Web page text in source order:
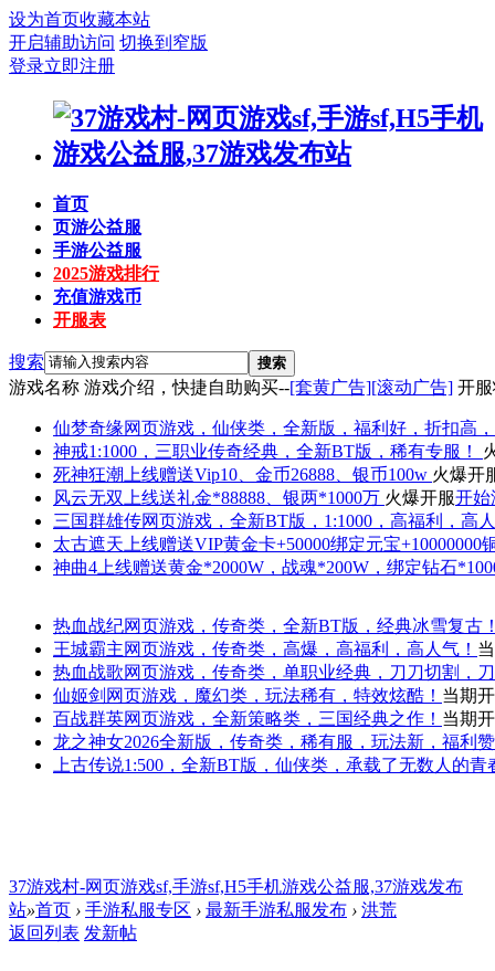
设为首页收藏本站
开启辅助访问 切换到窄版
登录立即注册
首页
页游公益服
手游公益服
2025游戏排行
充值游戏币
开服表
搜索 搜索
游戏名称 游戏介绍，快捷自助购买--[套黄广告][滚动广告] 开
仙梦奇缘网页游戏，仙侠类，全新版，福利好，折扣高
神戒1:1000，三职业传奇经典，全新BT版，稀有专服！
死神狂潮 上线赠送Vip10、金币26888、银币100w 火爆开
风云无双 上线送礼金*88888、银两*1000万 火爆开服开始
三国群雄传网页游戏，全新BT版，1:1000，高福利，高
太古遮天 上线赠送VIP黄金卡+50000绑定元宝+10000000
神曲4 上线赠送黄金*2000W，战魂*200W，绑定钻石
热血战纪网页游戏，传奇类，全新BT版，经典冰雪复古
王城霸主网页游戏，传奇类，高爆，高福利，高人气！
热血战歌网页游戏，传奇类，单职业经典，刀刀切割，
仙姬剑 网页游戏，魔幻类，玩法稀有，特效炫酷！ 当期
百战群英网页游戏，全新策略类，三国经典之作！ 当期
龙之神女2026全新版，传奇类，稀有服，玩法新，福利
上古传说1:500，全新BT版，仙侠类，承载了无数人的青
37游戏村-网页游戏sf,手游sf,H5手机游戏公益服,37游戏发布
站»首页 › 手游私服专区 › 最新手游私服发布 › 洪荒
返回列表 发新帖